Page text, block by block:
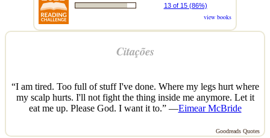
13 of 15 (86%)
view books
Citações
“I am tired. Too full of stuff I've done. Where my legs hurt where
my scalp hurts. I'll not fight the thing inside me anymore. Let it
eat me up. Please God. I want it to.” —Eimear McBride
Goodreads Quotes